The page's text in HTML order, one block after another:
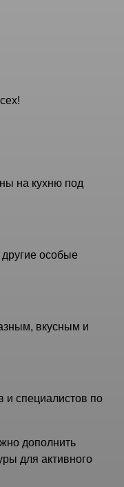
на кухню под
особые
вкусным и
специалистов по
дополнить
для активного